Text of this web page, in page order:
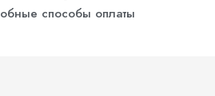
способы оплаты